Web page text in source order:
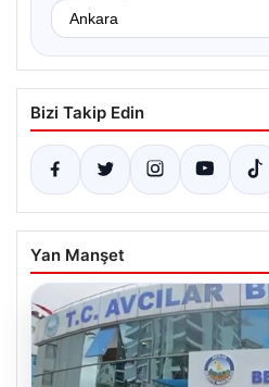
Bizi Takip Edin
Yan Manşet